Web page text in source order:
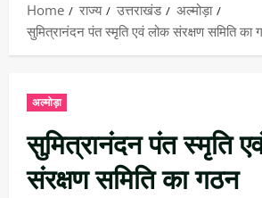
Home राज्य उत्तराखंड
अल्मोड़ा
सुमित्रानंदन पंत स्मृति एवं लोक संरक्षण समिति का
अल्मोड़ा
सुमित्रानंदन पंत स्मृति
संरक्षण समिति का गठन